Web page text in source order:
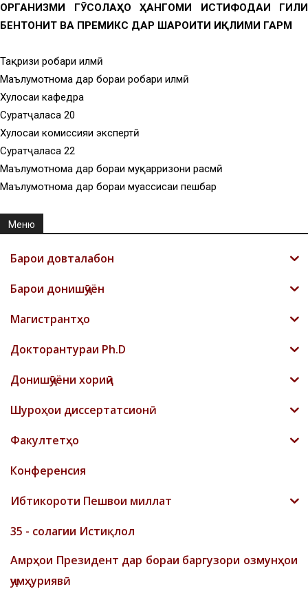
ОРГАНИЗМИ ГӮСОЛАҲО ҲАНГОМИ ИСТИФОДАИ ГИЛИ
БЕНТОНИТ ВА ПРЕМИКС ДАР ШАРОИТИ ИҚЛИМИ ГАРМ
Тақризи роҳбари илмӣ
Маълумотнома дар бораи роҳбари илмӣ
Хулосаи кафедра
Суратҷаласа 20
Хулосаи комиссияи экспертӣ
Суратҷаласа 22
Маълумотнома дар бораи муқарризони расмӣ
Маълумотнома дар бораи муассисаи пешбар
Меню
Барои довталабон
Барои донишҷӯён
Магистрантҳо
Докторантураи Ph.D
Донишҷӯёни хориҷӣ
Шyроҳои диссертатсионӣ
Факултетҳо
Конференсия
Ибтикороти Пешвои миллат
35 - солагии Истиқлол
Амрҳои Президент дар бораи баргузори озмунҳои
ҷумҳуриявӣ